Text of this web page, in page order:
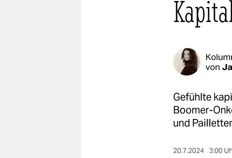
von
Gefühlte
Boomer-
und
20.7.2024 3:00